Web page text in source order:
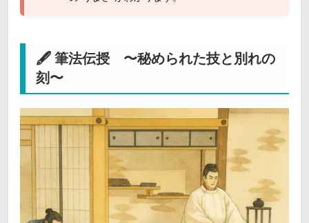
🖋 筆法伝授 〜秘められた技と別れの
刻〜